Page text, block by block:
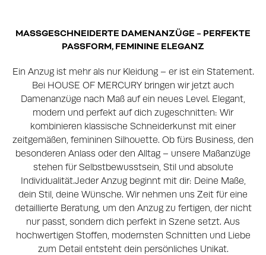
MASSGESCHNEIDERTE DAMENANZÜGE – PERFEKTE P
ASSFORM, FEMININE ELEGANZ
Ein Anzug ist mehr als nur Kleidung – er ist ein Statement.
Bei HOUSE OF MERCURY bringen wir jetzt auch
Damenanzüge nach Maß auf ein neues Level. Elegant,
modern und perfekt auf dich zugeschnitten: Wir
kombinieren klassische Schneiderkunst mit einer
zeitgemäßen, femininen Silhouette. Ob fürs Business, den
besonderen Anlass oder den Alltag – unsere Maßanzüge
stehen für Selbstbewusstsein, Stil und absolute
Individualität.Jeder Anzug beginnt mit dir: Deine Maße,
dein Stil, deine Wünsche. Wir nehmen uns Zeit für eine
detaillierte Beratung, um den Anzug zu fertigen, der nicht
nur passt, sondern dich perfekt in Szene setzt. Aus
hochwertigen Stoffen, modernsten Schnitten und Liebe
zum Detail entsteht dein persönliches Unikat.